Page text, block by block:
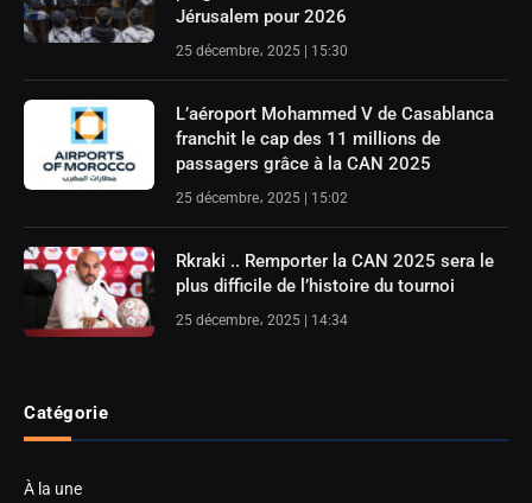
Jérusalem pour 2026
25 décembre، 2025 | 15:30
L’aéroport Mohammed V de Casablanca
franchit le cap des 11 millions de
passagers grâce à la CAN 2025
25 décembre، 2025 | 15:02
Rkraki .. Remporter la CAN 2025 sera le
plus difficile de l’histoire du tournoi
25 décembre، 2025 | 14:34
Catégorie
À la une